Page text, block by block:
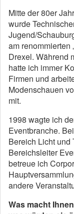
Mitte der 80er
wurde
Jugend/
am renommierten
Drexel. Während
hatte ich immer
Firmen und
Modenschauen
mit.
1998 wagte ich
Eventbranche.
Bereich Licht und
Bereichsleiter
betreue ich
andere
Was macht